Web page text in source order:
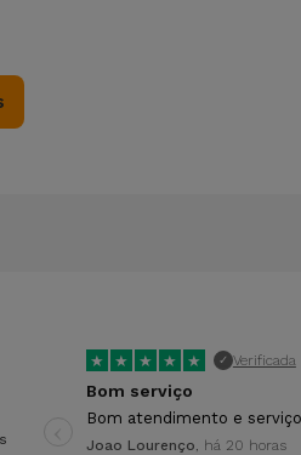
★ ★ ★ ★ ★ ✓ Verificada
Bom serviço
Bom atendimento e
Joao Lourenço, há 20 horas